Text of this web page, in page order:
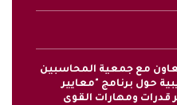
مع جمعية المحاسبين
حول برنامج "معايير
قدرات ومهارات القوى